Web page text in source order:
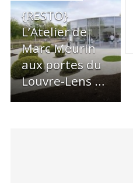
{RESTO}
L’Atelier de
Marc Meurin
aux portes du
Louvre-Lens …